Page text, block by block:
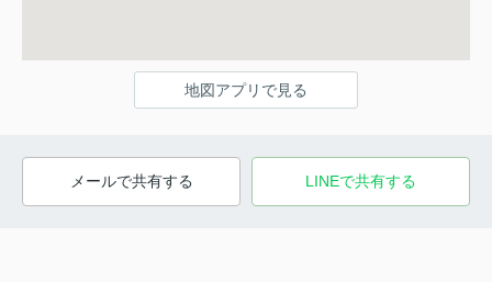
地図アプリで見る
メールで共有する LINEで共有する